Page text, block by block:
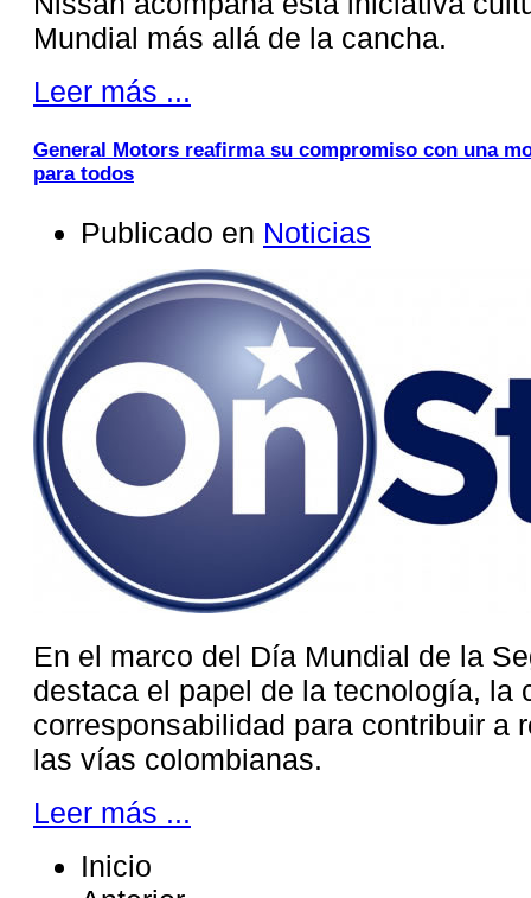
Mundial más allá de la cancha.
Leer más ...
General Motors reafirma su compromiso con una
para todos
Publicado en Noticias
En el marco del Día Mundial de la
destaca el papel de la tecnología, la
corresponsabilidad para contribuir a
las vías colombianas.
Leer más ...
Inicio